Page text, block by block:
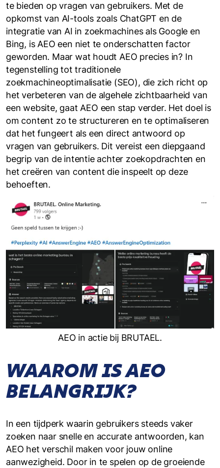
te bieden op vragen van gebruikers. Met de
opkomst van AI-tools zoals ChatGPT en de
integratie van AI in zoekmachines als Google en
Bing, is AEO een niet te onderschatten factor
geworden. Maar wat houdt AEO precies in? In
tegenstelling tot traditionele
zoekmachineoptimalisatie (SEO), die zich richt op
het verbeteren van de algehele zichtbaarheid van
een website, gaat AEO een stap verder. Het doel is
om content zo te structureren en te optimaliseren
dat het fungeert als een direct antwoord op
vragen van gebruikers. Dit vereist een diepgaand
begrip van de intentie achter zoekopdrachten en
het creëren van content die inspeelt op deze
behoeften.
AEO in actie bij BRUTAEL.
WAAROM IS AEO
BELANGRIJK?
In een tijdperk waarin gebruikers steeds vaker
zoeken naar snelle en accurate antwoorden, kan
AEO het verschil maken voor jouw online
aanwezigheid. Door in te spelen op de groeiende